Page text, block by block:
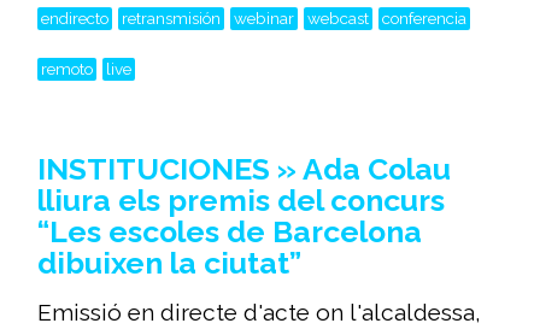
endirecto retransmisión webinar webcast conferencia
remoto live
INSTITUCIONES » Ada Colau
lliura els premis del concurs
“Les escoles de Barcelona
dibuixen la ciutat”
Emissió en directe d'acte on l'alcaldessa,